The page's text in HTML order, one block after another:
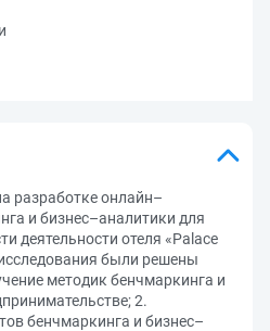
разработке онлайн–
и бизнес–аналитики для
деятельности отеля «Palace
были решены
методик бенчмаркинга и
2.
бенчмаркинга и бизнес–